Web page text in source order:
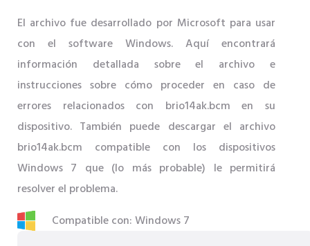
El archivo fue desarrollado por Microsoft para usar
con el software Windows. Aquí encontrará
información detallada sobre el archivo e
instrucciones sobre cómo proceder en caso de
errores relacionados con brio14ak.bcm en su
dispositivo. También puede descargar el archivo
brio14ak.bcm compatible con los dispositivos
Windows 7 que (lo más probable) le permitirá
resolver el problema.
Compatible con: Windows 7